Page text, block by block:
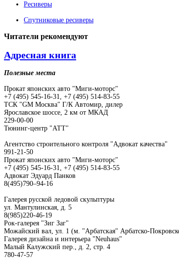
Ресиверы
Спутниковые ресиверы
Читатели рекомендуют
Адресная книга
Полезные места
Прокат японских авто "Миги-моторс"
+7 (495) 545-16-31, +7 (495) 514-83-55
ТСК "GM Москва" Г/К Автомир, дилер
Ярославское шоссе, 2 км от МКАД
229-00-00
Тюнинг-центр "АТТ"
Агентство строительного контроля "Адвокат качества"
991-21-50
Прокат японских авто "Миги-моторс"
+7 (495) 545-16-31, +7 (495) 514-83-55
Адвокат Эдуард Панков
8(495)790–94-16
Галерея русской ледовой скульптуры
ул. Мантулинская, д. 5
8(985)220-46-19
Рок-галерея "Зиг Заг"
Можайский вал, ул. 1 (м. "Арбатская" Арбатско-
Галерея дизайна и интерьера "Neuhaus"
Малый Калужский пер., д. 2, стр. 4
780-47-57